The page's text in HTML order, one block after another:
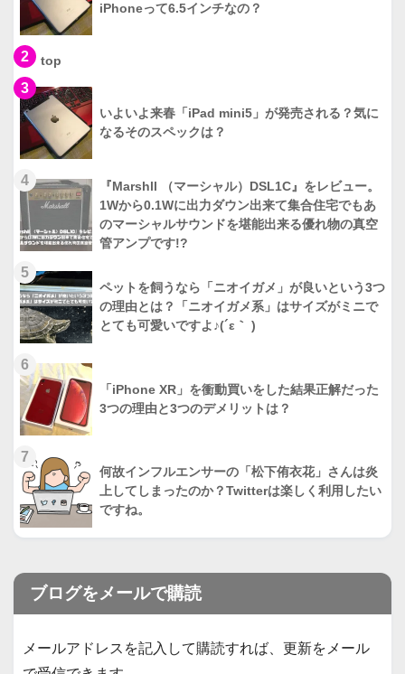
iPhoneって6.5インチなの？
2 top
3
いよいよ来春「iPad mini5」が発売される？気に
なるそのスペックは？
4
『Marshll （マーシャル）DSL1C』をレビュー。
1Wから0.1Wに出力ダウン出来て集合住宅でもあ
のマーシャルサウンドを堪能出来る優れ物の真空
管アンプです!?
5
ペットを飼うなら「ニオイガメ」が良いという3つ
の理由とは？「ニオイガメ系」はサイズがミニで
とても可愛いですよ♪(´ε｀ )
6
「iPhone XR」を衝動買いをした結果正解だった
3つの理由と3つのデメリットは？
7
何故インフルエンサーの「松下侑衣花」さんは炎
上してしまったのか？Twitterは楽しく利用したい
ですね。
ブログをメールで購読
メールアドレスを記入して購読すれば、更新をメール